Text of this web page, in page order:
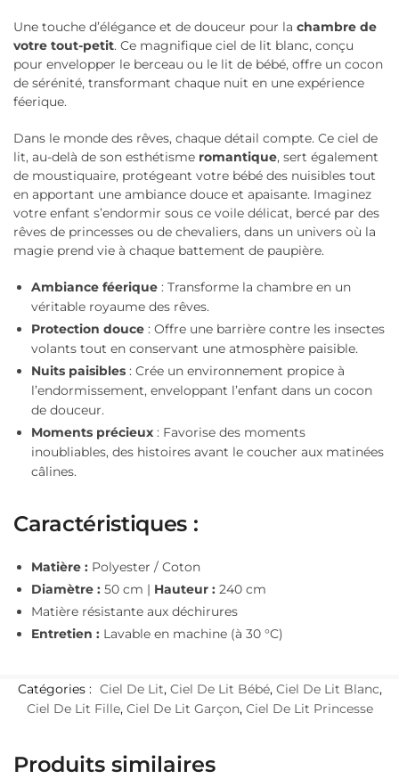
Une touche d’élégance et de douceur pour la chambre de
votre tout-petit. Ce magnifique ciel de lit blanc, conçu
pour envelopper le berceau ou le lit de bébé, offre un cocon
de sérénité, transformant chaque nuit en une expérience
féerique.
Dans le monde des rêves, chaque détail compte. Ce ciel de
lit, au-delà de son esthétisme romantique, sert également
de moustiquaire, protégeant votre bébé des nuisibles tout
en apportant une ambiance douce et apaisante. Imaginez
votre enfant s’endormir sous ce voile délicat, bercé par des
rêves de princesses ou de chevaliers, dans un univers où la
magie prend vie à chaque battement de paupière.
Ambiance féerique : Transforme la chambre en un
véritable royaume des rêves.
Protection douce : Offre une barrière contre les insectes
volants tout en conservant une atmosphère paisible.
Nuits paisibles : Crée un environnement propice à
l’endormissement, enveloppant l’enfant dans un cocon
de douceur.
Moments précieux : Favorise des moments
inoubliables, des histoires avant le coucher aux matinées
câlines.
Caractéristiques :
Matière : Polyester / Coton
Diamètre : 50 cm | Hauteur : 240 cm
Matière résistante aux déchirures
Entretien : Lavable en machine (à 30 °C)
Catégories : Ciel De Lit, Ciel De Lit Bébé, Ciel De Lit Blanc,
Ciel De Lit Fille, Ciel De Lit Garçon, Ciel De Lit Princesse
Produits similaires